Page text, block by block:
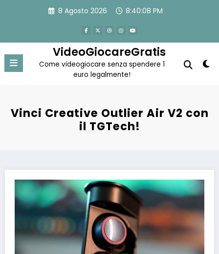
8 Agosto 2026 8:40:09 PM
VideoGiocareGratis
Come videogiocare senza spendere 1
euro legalmente!
Vinci Creative Outlier Air V2 con
il TGTech!